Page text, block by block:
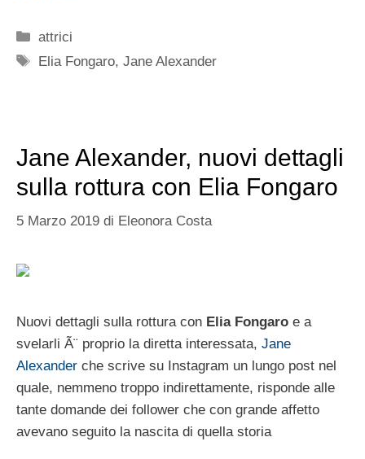
Categorie
attrici
Tag
Elia Fongaro,Jane Alexander
Jane Alexander, nuovi dettagli
sulla rottura con Elia Fongaro
5 Marzo 2019 di Eleonora Costa
Nuovi dettagli sulla rottura con Elia Fongaro e a
svelarli Ã¨ proprio la diretta interessata, Jane
Alexander che scrive su Instagram un lungo post nel
quale, nemmeno troppo indirettamente, risponde alle
tante domande dei follower che con grande affetto
avevano seguito la nascita di quella storia